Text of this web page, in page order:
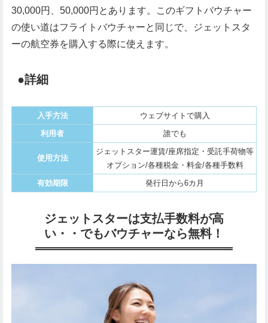
30,000円、50,000円とあります。このギフトバウチャー
の使い道はフライトバウチャーと同じで、ジェットスタ
ーの航空券を購入する際に使えます。
●詳細
入手方法
ウェブサイトで購入
利用者
誰でも
使用方法
ジェットスター運賃/座席指定・受託手荷物等
オプション/各種税金・料金/各種手数料
有効期限
発行日から6カ月
ジェットスターは支払手数料が高
い・・でもバウチャーなら無料！